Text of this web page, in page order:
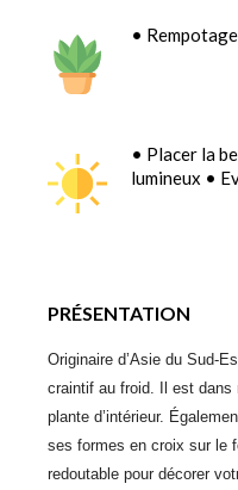
•
• Placer la
lumineux •
PRÉSENTATION
Originaire d’Asie du Sud-
craintif au froid. Il est
plante d’intérieur.
ses formes en croix sur le
redoutable pour décorer